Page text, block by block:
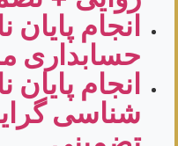
انجام پایان
حسابداری
انجام
شناسی